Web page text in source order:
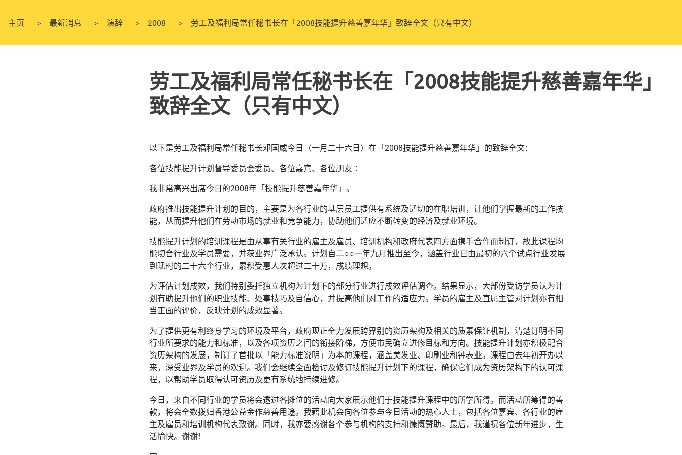
主页 最新消息 演辞 2008 劳工及福利局常任秘书长在「2008技能提升慈善嘉年华」致辞全文（只有中文）
劳工及福利局常任秘书长在「2008技能提升慈善嘉年华」
致辞全文（只有中文）
以下是劳工及福利局常任秘书长邓国威今日（一月二十六日）在「2008技能提升慈善嘉年华」的致辞全文：
各位技能提升计划督导委员会委员、各位嘉宾、各位朋友∶
我非常高兴出席今日的2008年「技能提升慈善嘉年华」。
政府推出技能提升计划的目的，主要是为各行业的基层员工提供有系统及适切的在职培训，让他们掌握最新的工作技
能，从而提升他们在劳动市场的就业和竞争能力，协助他们适应不断转变的经济及就业环境。
技能提升计划的培训课程是由从事有关行业的雇主及雇员、培训机构和政府代表四方面携手合作而制订，故此课程均
能切合行业及学员需要，并获业界广泛承认。计划自二○○一年九月推出至今，涵盖行业已由最初的六个试点行业发展
到现时的二十六个行业，累积受惠人次超过二十万，成绩理想。
为评估计划成效，我们特别委托独立机构为计划下的部分行业进行成效评估调查。结果显示，大部份受访学员认为计
划有助提升他们的职业技能、处事技巧及自信心，并提高他们对工作的适应力。学员的雇主及直属主管对计划亦有相
当正面的评价，反映计划的成效显著。
为了提供更有利终身学习的环境及平台，政府现正全力发展跨界别的资历架构及相关的质素保证机制，清楚订明不同
行业所要求的能力和标准，以及各项资历之间的衔接阶梯，方便市民确立进修目标和方向。技能提升计划亦积极配合
资历架构的发展，制订了首批以「能力标准说明」为本的课程，涵盖美发业、印刷业和钟表业。课程自去年初开办以
来，深受业界及学员的欢迎。我们会继续全面检讨及修订技能提升计划下的课程，确保它们成为资历架构下的认可课
程，以帮助学员取得认可资历及更有系统地持续进修。
今日，来自不同行业的学员将会透过各摊位的活动向大家展示他们于技能提升课程中的所学所得。而活动所筹得的善
款，将会全数拨归香港公益金作慈善用途。我藉此机会向各位参与今日活动的热心人士，包括各位嘉宾、各行业的雇
主及雇员和培训机构代表致谢。同时，我亦要感谢各个参与机构的支持和慷慨赞助。最后，我谨祝各位新年进步，生
活愉快。谢谢！